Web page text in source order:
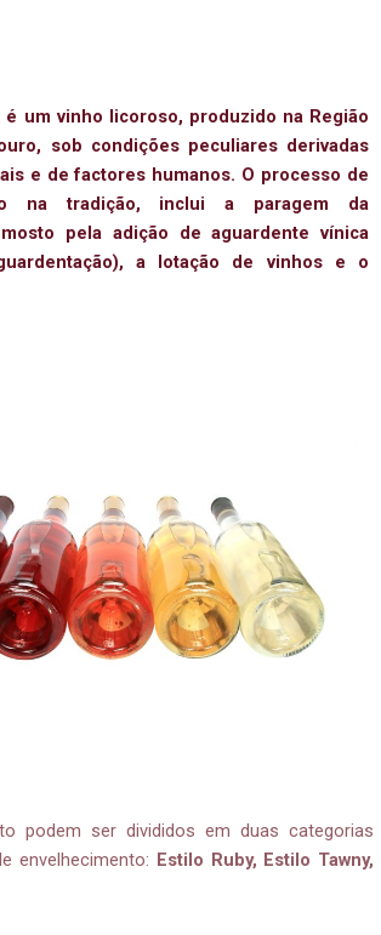
um vinho licoroso, produzido na Região
sob condições peculiares derivadas
e de factores humanos. O processo de
na tradição, inclui a paragem da
pela adição de aguardente vínica
a lotação de vinhos e o
podem ser divididos em duas categorias
envelhecimento: Estilo Ruby, Estilo Tawny,